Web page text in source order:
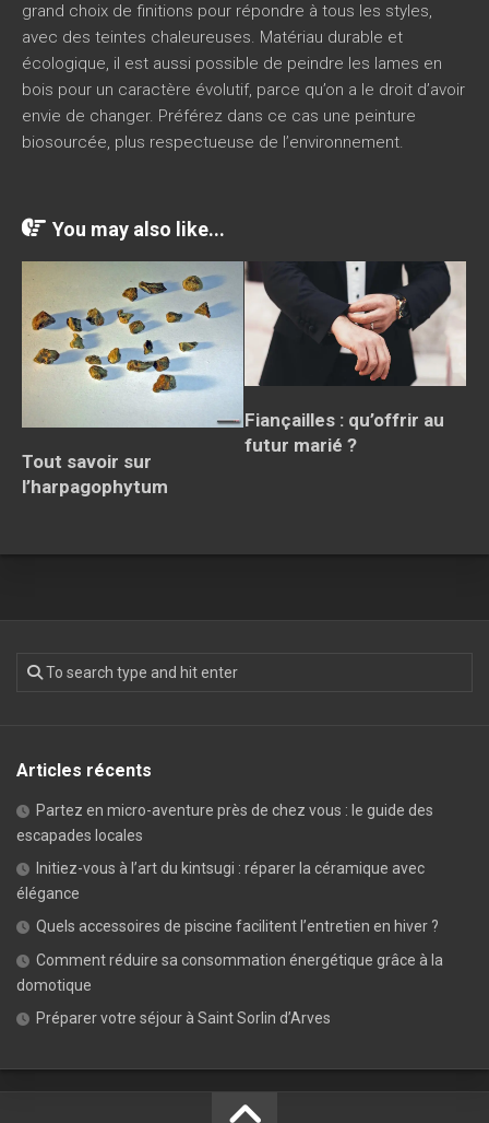
grand choix de finitions pour répondre à tous les styles,
avec des teintes chaleureuses. Matériau durable et
écologique, il est aussi possible de peindre les lames en
bois pour un caractère évolutif, parce qu’on a le droit d’avoir
envie de changer. Préférez dans ce cas une peinture
biosourcée, plus respectueuse de l’environnement.
You may also like...
Tout savoir sur
l’harpagophytum
Fiançailles : qu’offrir au
futur marié ?
Articles récents
Partez en micro-aventure près de chez vous : le guide des
escapades locales
Initiez-vous à l’art du kintsugi : réparer la céramique avec
élégance
Quels accessoires de piscine facilitent l’entretien en hiver ?
Comment réduire sa consommation énergétique grâce à la
domotique
Préparer votre séjour à Saint Sorlin d’Arves